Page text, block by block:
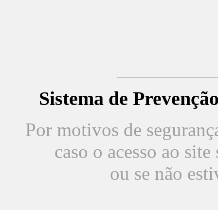
Sistema de
Por motivos de
caso o acesso ao
ou se não